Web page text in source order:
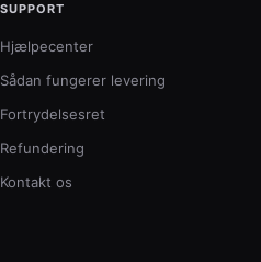
SUPPORT
Hjælpecenter
Sådan fungerer levering
Fortrydelsesret
Refundering
Kontakt os